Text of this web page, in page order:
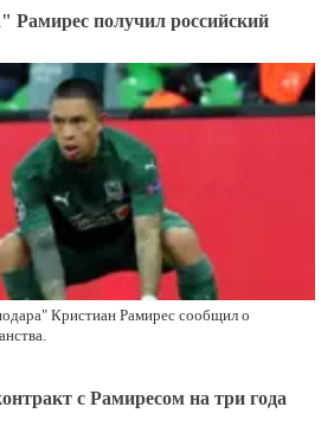
получил российский
Кристиан Рамирес сообщил о
с Рамиресом на три года